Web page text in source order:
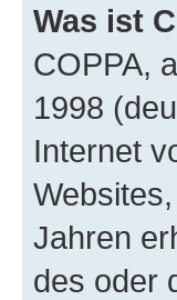
Was ist
COPPA,
1998
Internet
Jahren
des oder